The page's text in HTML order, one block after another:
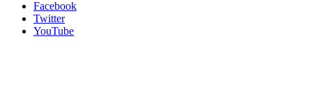
Facebook
Twitter
YouTube